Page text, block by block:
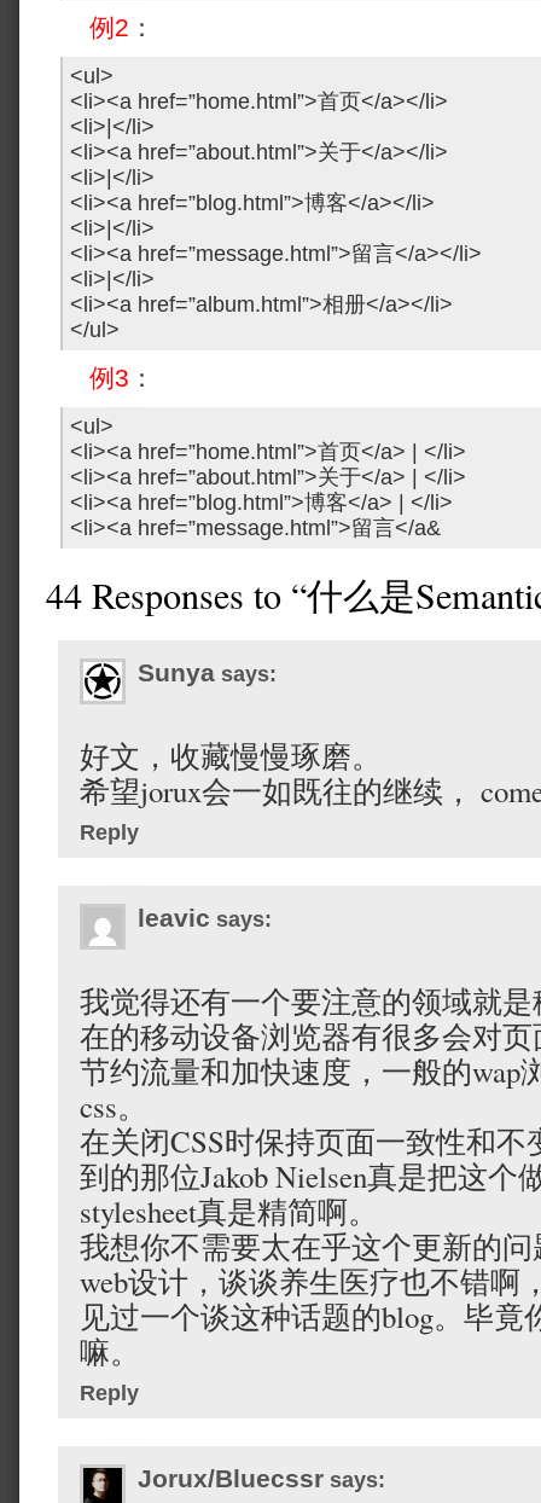
例2 ：
<ul>
<li><a href=”home.html”>首页</a></li>
<li>|</li>
<li><a href=”about.html”>关于</a></li>
<li>|</li>
<li><a href=”blog.html”>博客</a></li>
<li>|</li>
<li><a href=”message.html”>留言</a></li>
<li>|</li>
<li><a href=”album.html”>相册</a></li>
</ul>
例3 ：
<ul>
<li><a href=”home.html”>首页</a> | </li>
<li><a href=”about.html”>关于</a> | </li>
<li><a href=”blog.html”>博客</a> | </li>
<li><a href=”message.html”>留言</a&
44 Responses to “什么是
Sunya says:
好文，收藏慢慢琢磨。
希望jorux会一如既往的继续，
Reply
leavic says:
我觉得还有一个要注意的领域就
在的移动设备浏览器有很多会对
节约流量和加快速度，一般的wap
css。
在关闭CSS时保持页面一致性和
到的那位Jakob Nielsen真是把这个
stylesheet真是精简啊。
我想你不需要太在乎这个更新的
web设计，谈谈养生医疗也不错啊
见过一个谈这种话题的blog。毕竟
嘛。
Reply
Jorux/Bluecssr says: